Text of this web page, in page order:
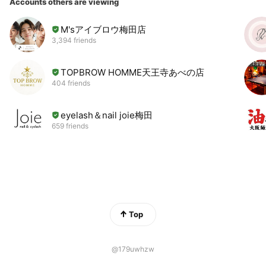
M'sアイブロウ梅田店
3,394 friends
TOPBROW HOMME天王寺あべの店
404 friends
eyelash＆nail joie梅田
659 friends
Top
@179uwhzw